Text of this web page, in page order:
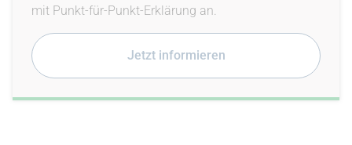
mit Punkt-für-Punkt-Erklärung an.
Jetzt informieren